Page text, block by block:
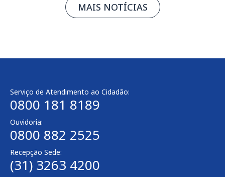
MAIS NOTÍCIAS
Serviço de Atendimento ao Cidadão:
0800 181 8189
Ouvidoria:
0800 882 2525​
Recepção Sede:
(31) 3263 4200